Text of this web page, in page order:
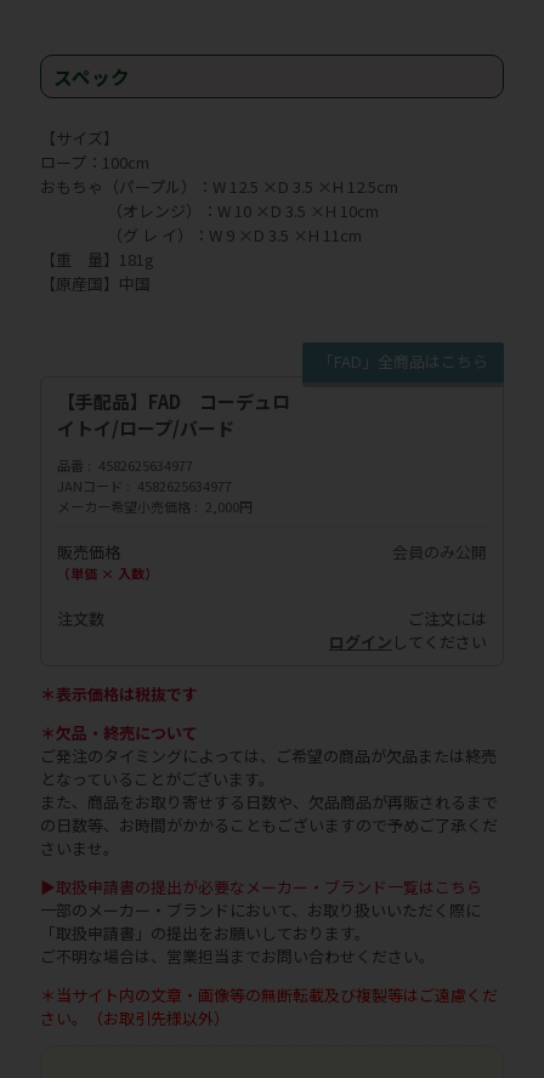
スペック
【サイズ】
ロープ：100cm
おもちゃ（パープル）：W 12.5 ×D 3.5 ×H 12.5cm
（オレンジ）：W 10 ×D 3.5 ×H 10cm
（グ レ イ）：W 9 ×D 3.5 ×H 11cm
【重 量】181g
【原産国】中国
「FAD」全商品はこちら
【手配品】FAD コーデュロ
イトイ/ロープ/バード
品番
4582625634977
JANコード
4582625634977
メーカー希望小売価格
2,000円
販売価格
（単価 × 入数）
会員のみ公開
注文数
ご注文には
ログイン してください
＊表示価格は税抜です
＊欠品・終売について
ご発注のタイミングによっては、ご希望の商品が欠品または終売
となっていることがございます。
また、商品をお取り寄せする日数や、欠品商品が再販されるまで
の日数等、お時間がかかることもございますので予めご了承くだ
さいませ。
▶取扱申請書の提出が必要なメーカー・ブランド一覧はこちら
一部のメーカー・ブランドにおいて、お取り扱いいただく際に
「取扱申請書」の提出をお願いしております。
ご不明な場合は、営業担当までお問い合わせください。
＊当サイト内の文章・画像等の無断転載及び複製等はご遠慮くだ
さい。（お取引先様以外）